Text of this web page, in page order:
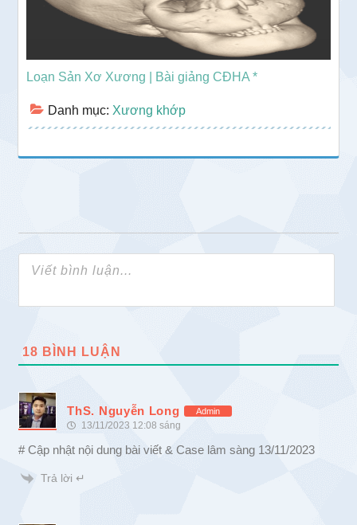
Loạn Sản Xơ Xương | Bài giảng CĐHA *
Danh mục: Xương khớp
18 BÌNH LUẬN
ThS. Nguyễn Long Admin
13/11/2023 12:08 sáng
# Cập nhật nội dung bài viết & Case lâm sàng 13/11/2023
Trả lời ↵